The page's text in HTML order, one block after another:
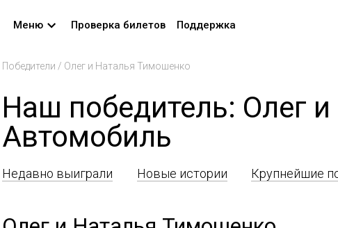
Меню Проверка билетов Поддержка
Победители / Олег и Наталья Тимошенко
Наш победитель: Олег
Автомобиль
Недавно выиграли Новые истории Крупнейшие